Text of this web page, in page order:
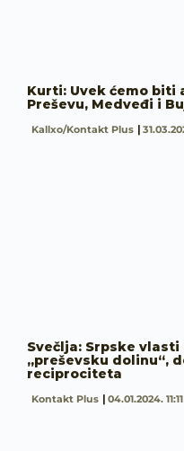
Kurti: Uvek ćemo biti
Preševu, Medveđi i
Kallxo/Kontakt Plus
Svečlja: Srpske
„preševsku dolinu“,
reciprociteta
Kontakt Plus 04.01.2024. 11:11